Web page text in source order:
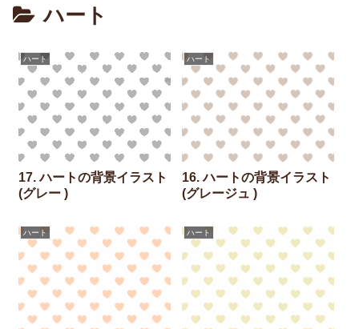
ハート
ハート
17. ハートの背景イラスト
(グレー )
ハート
16. ハートの背景イラスト
(グレージュ )
ハート ハート